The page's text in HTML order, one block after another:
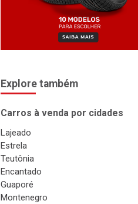
Explore também
Carros à venda por cidades
Lajeado
Estrela
Teutônia
Encantado
Guaporé
Montenegro